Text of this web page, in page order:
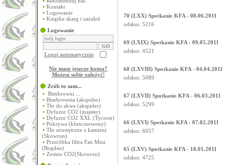
Kontakt
Logowanie
Książka skarg i zażaleń
Logowanie
Loguj automatycznie
Nie masz jeszcze konta?
Możesz sobie założyć!
Zrób to sam...
Bimbrowni ...
Bimbrownia (akspider)
Tło do akwa (akspider)
Dyfuzor CO2 (majster)
Dyfuzor CO2 XXL (Tycoon)
Pokrywa (klonczerwony)
Tło zewnętrzne z kamieni
(Skowron)
Przeróbka filtra Fan Mini
(Bogdan)
Zestaw CO2(Skowron)
70 (LXX) Spotkanie KFA - 08.06.2011
odsłon: 5216
69 (LXIX) Spotkanie KFA - 09.05.2011
odsłon: 4521
68 (LXVIII) Spotkanie KFA - 04.04.2011
odsłon: 5089
67 (LXVII) Spotkanie KFA - 06.03.2011
odsłon: 5299
66 (LXVI) Spotkanie KFA - 07.02.2011
odsłon: 6057
65 (LXV) Spotkanie KFA - 10.01.2011
odsłon: 4725